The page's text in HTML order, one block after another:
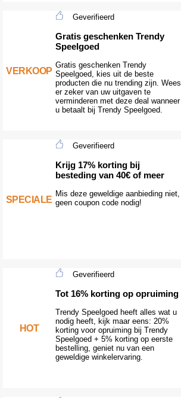
VERKOOP
Geverifieerd
Gratis geschenken Trendy
Speelgoed
Gratis geschenken Trendy
Speelgoed, kies uit de beste
producten die nu trending zijn. Wees
er zeker van uw uitgaven te
verminderen met deze deal wanneer
u betaalt bij Trendy Speelgoed.
SPECIALE
Geverifieerd
Krijg 17% korting bij
besteding van 40€ of meer
Mis deze geweldige aanbieding niet,
geen coupon code nodig!
HOT
Geverifieerd
Tot 16% korting op opruiming
Trendy Speelgoed heeft alles wat u
nodig heeft, kijk maar eens: 20%
korting voor opruiming bij Trendy
Speelgoed + 5% korting op eerste
bestelling, geniet nu van een
geweldige winkelervaring.